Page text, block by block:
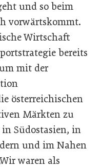
und so beim
vorwärtskommt.
Wirtschaft
bereits
mit der
österreichischen
Märkten zu
Südostasien, in
und im Nahen
waren als